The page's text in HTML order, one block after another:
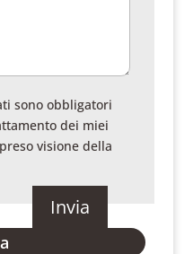
sono obbligatori
dei miei
visione della